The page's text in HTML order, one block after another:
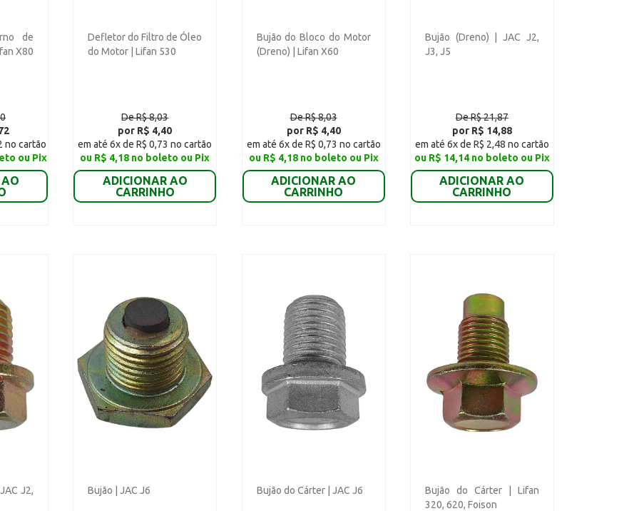
de
X80
no cartão
ou Pix
Defletor do Filtro de Óleo
do Motor | Lifan 530
De R$ 8,03
por R$ 4,40
em até 6x de R$ 0,73 no cartão
ou R$ 4,18 no boleto ou Pix
ADICIONAR AO
CARRINHO
Bujão do Bloco do Motor
(Dreno) | Lifan X60
De R$ 8,03
por R$ 4,40
em até 6x de R$ 0,73 no cartão
ou R$ 4,18 no boleto ou Pix
ADICIONAR AO
CARRINHO
Bujão (Dreno) | JAC J2,
J3, J5
De R$ 21,87
por R$ 14,88
em até 6x de R$ 2,48 no cartão
ou R$ 14,14 no boleto ou Pix
ADICIONAR AO
CARRINHO
J2,
Bujão | JAC J6 Bujão do Cárter | JAC J6
Bujão do Cárter | Lifan
320, 620, Foison